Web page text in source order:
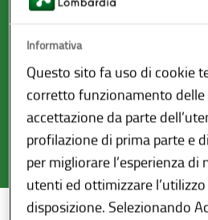
Informativa
Questo sito fa uso di cookie
corretto funzionamento delle
accettazione da parte
profilazione di prima parte e
per migliorare l’esperienza di
utenti ed ottimizzare
disposizione. Selezionando